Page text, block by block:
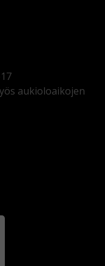
aukioloaikojen